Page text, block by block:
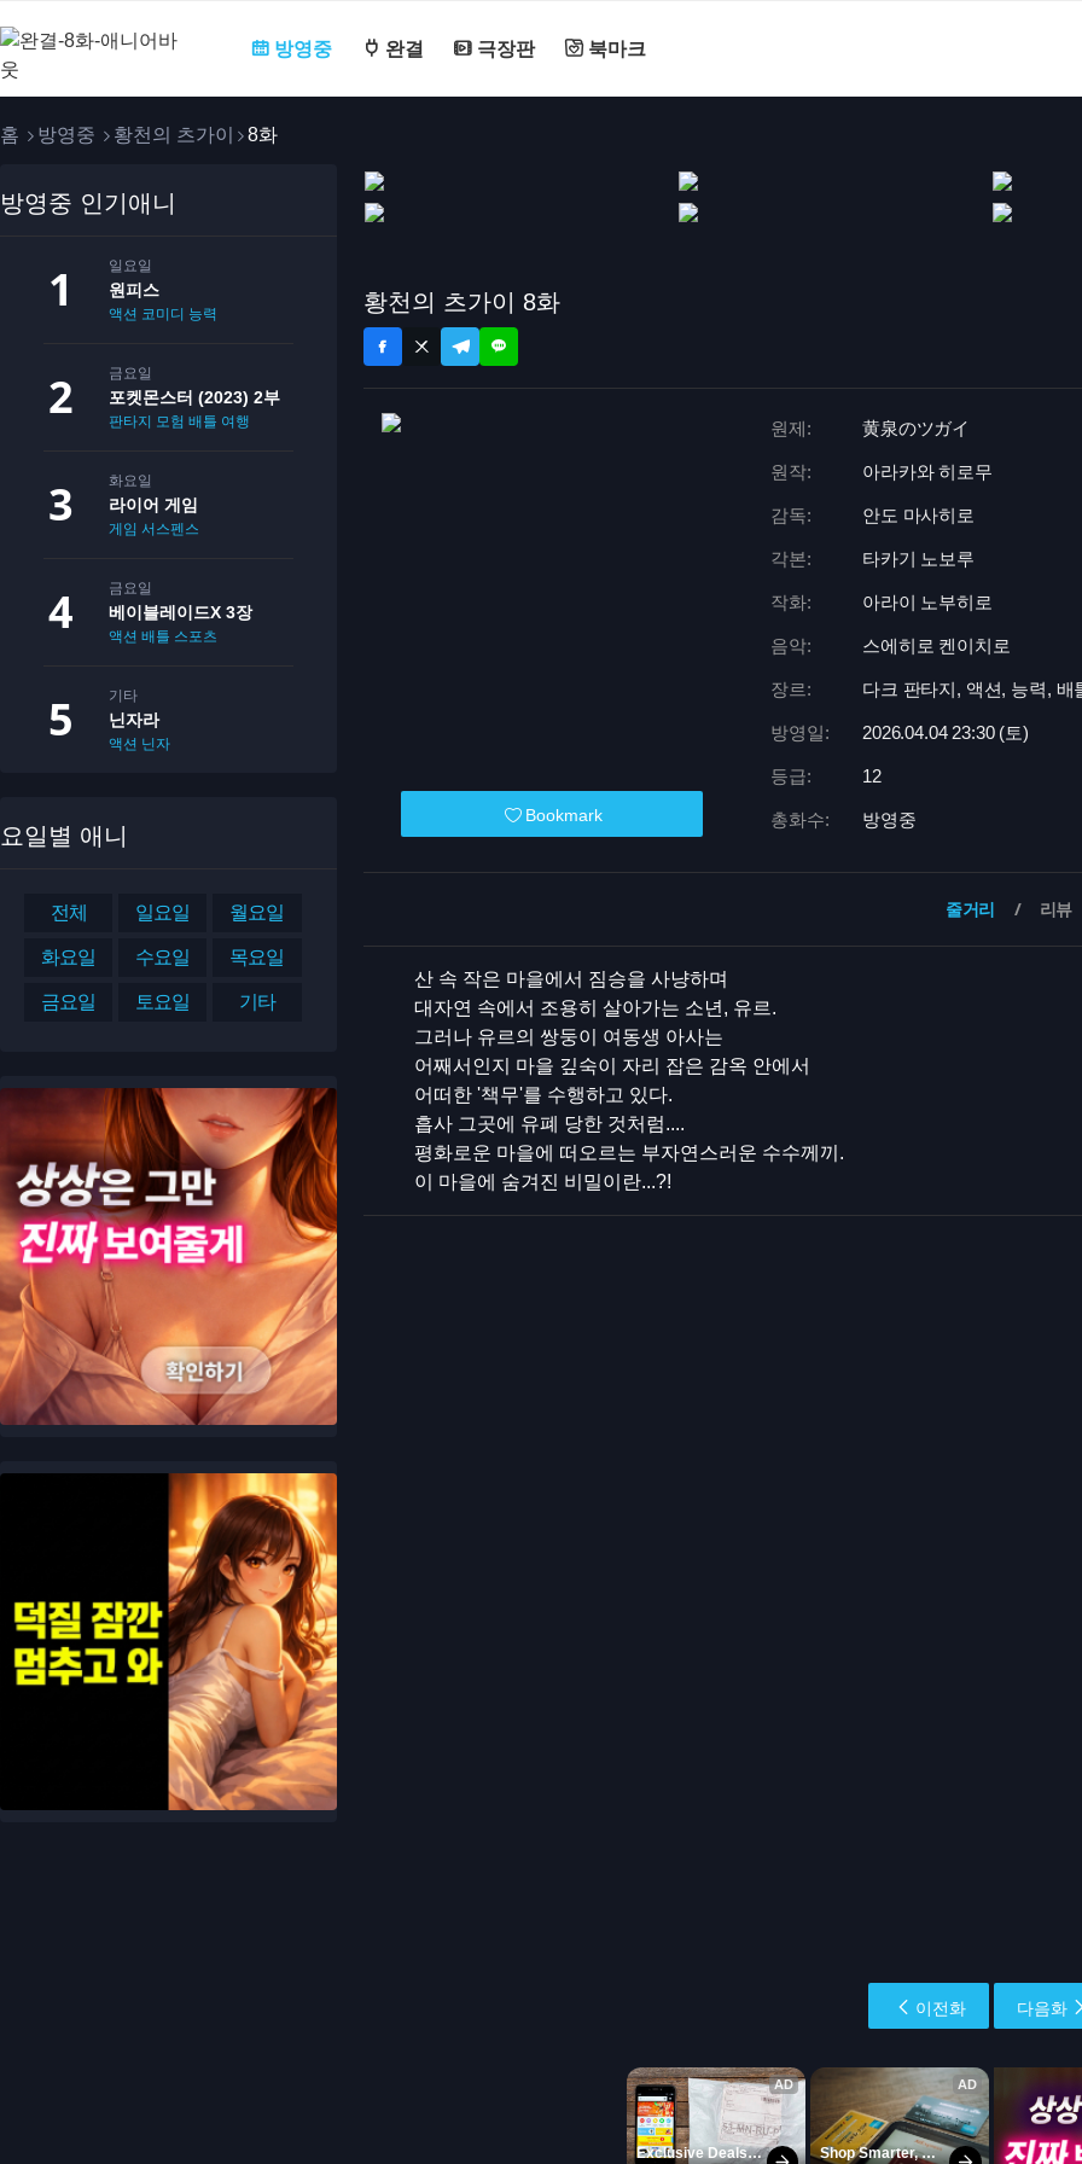
방영중 완결 극장판 북마크
홈 방영중 황천의 츠가이 8화
방영중 인기애니
일요일
원피스
액션 코미디 능력
금요일
포켓몬스터 (2023) 2부
판타지 모험 배틀 여행
화요일
라이어 게임
게임 서스펜스
금요일
베이블레이드X 3장
액션 배틀 스포츠
기타
닌자라
액션 닌자
요일별 애니
전체 일요일 월요일
화요일 수요일 목요일
금요일 토요일 기타
황천의 츠가이 8화
Bookmark
원제: 黄泉のツガイ
원작: 아라카와 히로무
감독: 안도 마사히로
각본: 타카기 노보루
작화: 아라이 노부히로
음악: 스에히로 켄이치로
장르: 다크 판타지, 액션, 능력, 배
방영일: 2026.04.04 23:30 (토)
등급: 12
총화수: 방영중
줄거리 리뷰
산 속 작은 마을에서 짐승을 사냥하며
대자연 속에서 조용히 살아가는 소년, 유르.
그러나 유르의 쌍둥이 여동생 아사는
어째서인지 마을 깊숙이 자리 잡은 감옥 안에서
어떠한 '책무'를 수행하고 있다.
흡사 그곳에 유폐 당한 것처럼....
평화로운 마을에 떠오르는 부자연스러운 수수께끼.
이 마을에 숨겨진 비밀이란...?!
이전화 다음화